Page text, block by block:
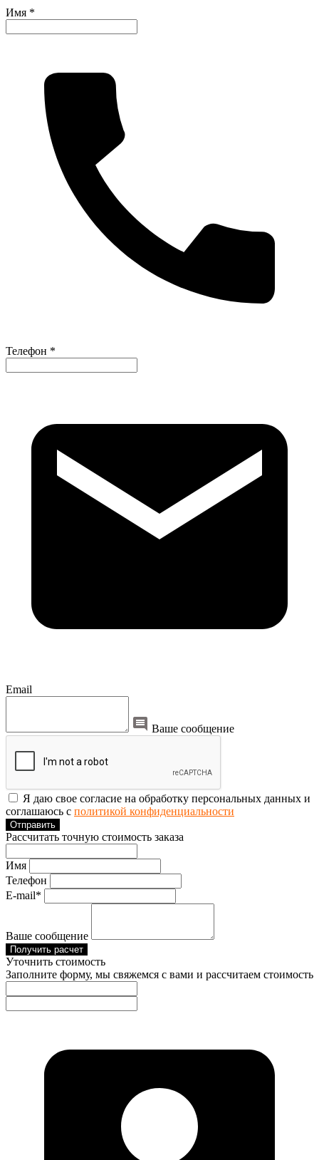
Имя *
Телефон *
Email
Ваше сообщение
Я даю свое согласие на обработку персональных данных и
соглашаюсь с политикой конфиденциальности
Отправить
Рассчитать точную стоимость заказа
Имя
Телефон
E-mail*
Ваше сообщение
Получить расчет
Уточнить стоимость
Заполните форму, мы свяжемся с вами и рассчитаем стоимость